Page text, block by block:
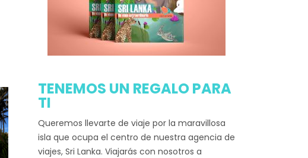
TENEMOS UN REGALO PARA
TI
Queremos llevarte de viaje por la maravillosa
isla que ocupa el centro de nuestra agencia de
viajes, Sri Lanka. Viajarás con nosotros a